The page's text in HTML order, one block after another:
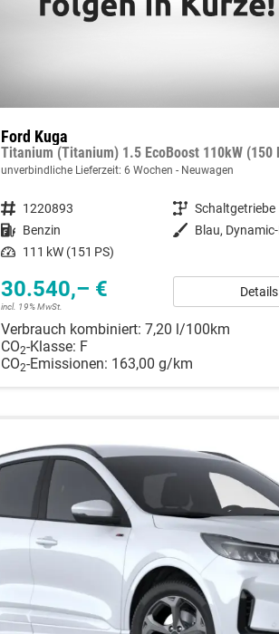
Ford Kuga
unverbindliche Lieferzeit: 6 Wochen Neuwagen
Fahrzeugnummer 1220893 Getriebe Schaltgetriebe
Kraftstoff Benzin Außenfarbe
Leistung 111 kW (151 PS)
30.540,– €
incl. 19% MwSt.
Details
Verbrauch kombiniert: 7,20 l/100km
CO2-Klasse: F
CO2-Emissionen: 163,00 g/km